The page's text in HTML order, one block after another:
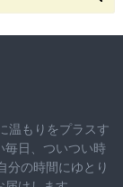
温もりをプラスす
毎日、ついつい時
分の時間にゆとり